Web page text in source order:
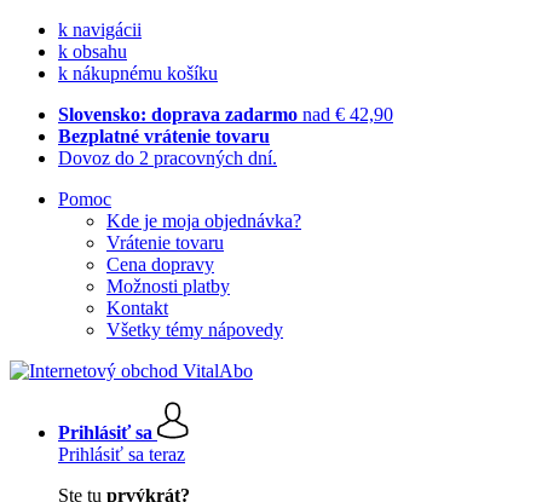
k navigácii
k obsahu
k nákupnému košíku
Slovensko: doprava zadarmo nad € 42,90
Bezplatné vrátenie tovaru
Dovoz do 2 pracovných dní.
Pomoc
Kde je moja objednávka?
Vrátenie tovaru
Cena dopravy
Možnosti platby
Kontakt
Všetky témy nápovedy
Prihlásiť sa
Prihlásiť sa teraz
Ste tu prvýkrát?